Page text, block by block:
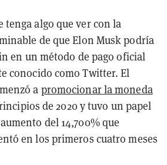
tenga algo que ver con la
de que Elon Musk podría
en un método de pago oficial
conocido como Twitter. El
a promocionar la moneda
de 2020 y tuvo un papel
del 14,700% que
en los primeros cuatro meses